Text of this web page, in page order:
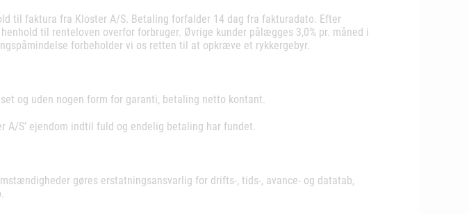
til faktura fra Kloster A/S. Betaling forfalder 14 dag fra fakturadato. Efter
til renteloven overfor forbruger. Øvrige kunder pålægges 3,0% pr. måned i
forbeholder vi os retten til at opkræve et rykkergebyr.
og uden nogen form for garanti, betaling netto kontant.
A/S’ ejendom indtil fuld og endelig betaling har fundet.
gøres erstatningsansvarlig for drifts-, tids-, avance- og datatab,